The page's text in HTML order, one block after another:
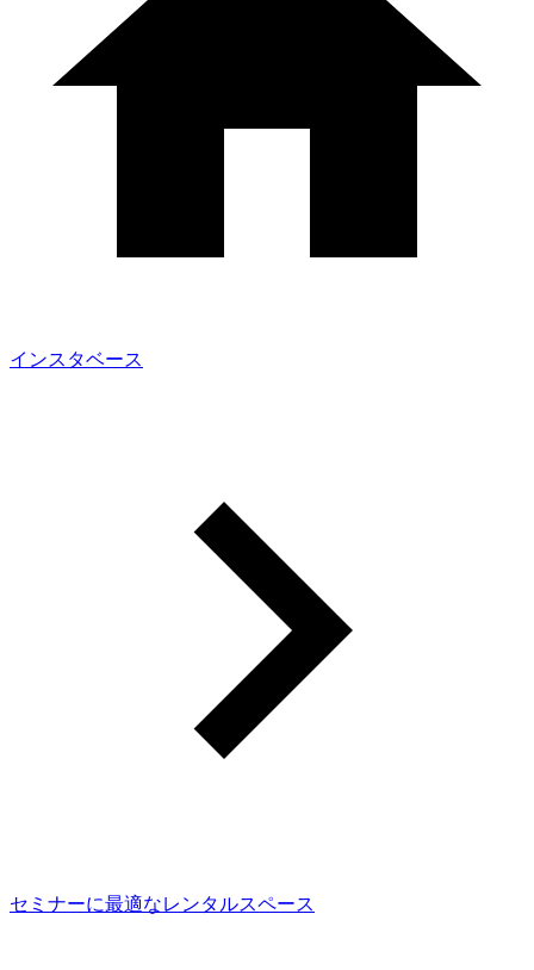
インスタベース
セミナーに最適なレンタルスペース